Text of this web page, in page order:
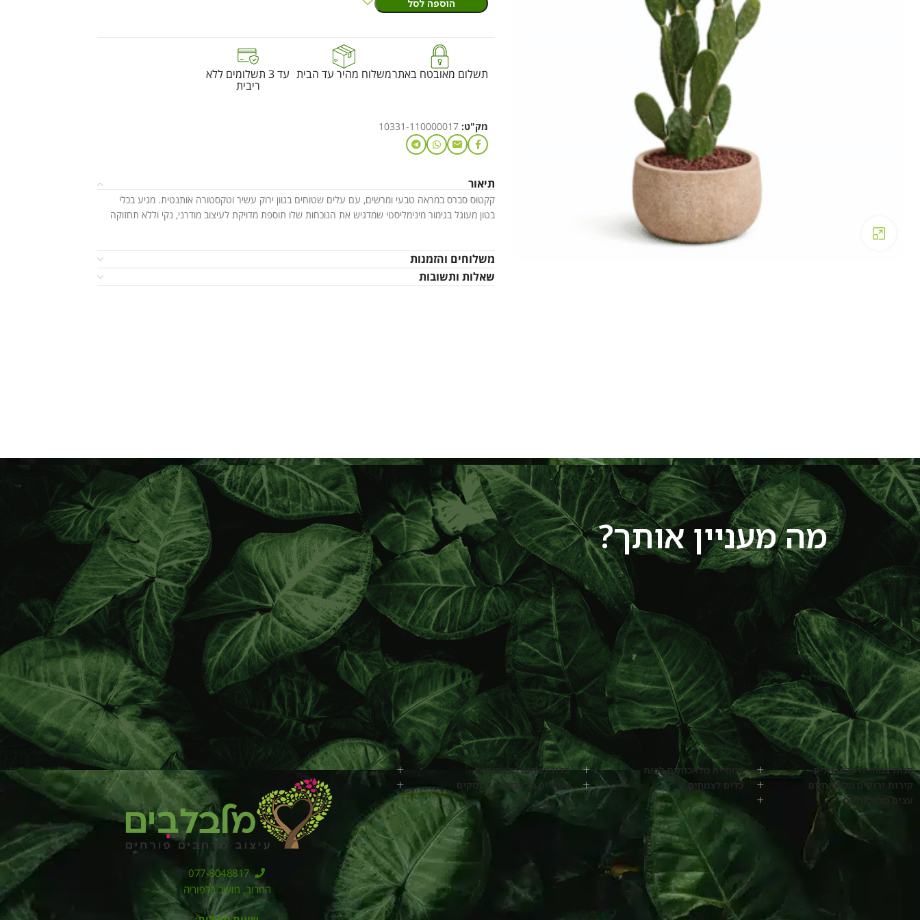
הוספה לסל
תשלום מאובטח באתרמשלוח מהיר עד הבית עד 3 תשלומים ללא
ריבית
מק"ט: 10331-110000017
תיאור
קקטוס סברס במראה טבעי ומרשים, עם עלים שטוחים בגוון ירוק עשיר וטקסטורה אותנטית. מגיע בכלי
בטון מעוגל בגימור מינימליסטי שמדגיש את הנוכחות שלו תוספת מדויקת לעיצוב מודרני, נקי וללא תחזוקה
משלוחים והזמנות
שאלות ותשובות
מה מעניין אותך?
חנות צמחייה מלאכותית
קירות ירוקים מלאכותיים
עצים מלאכותיים
צמחייה מלאכותית לבית
כלים לצמחים
בלוג צמחיה מלאכותית
צמחייה מלאכותית לעסקים
077-8048817
החרוב, מושב בלפוריה